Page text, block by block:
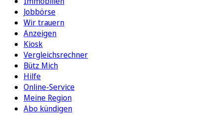
Jobbörse
Wir trauern
Anzeigen
Kiosk
Vergleichsrechner
Bütz Mich
Hilfe
Online-Service
Meine Region
Abo kündigen